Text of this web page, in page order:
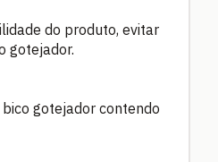
do produto, evitar
gotejador.
gotejador contendo